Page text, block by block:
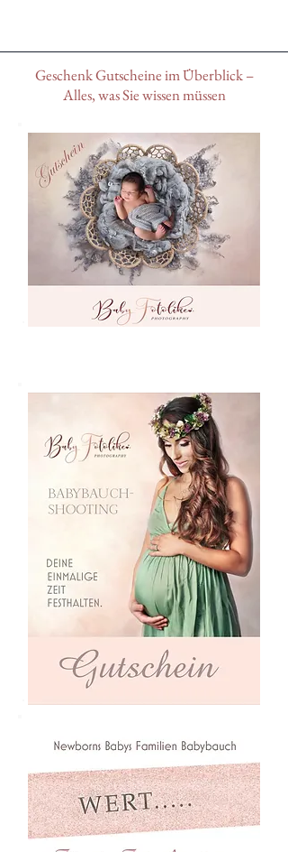
Geschenk Gutscheine im Überblick –
Alles, was Sie wissen müssen